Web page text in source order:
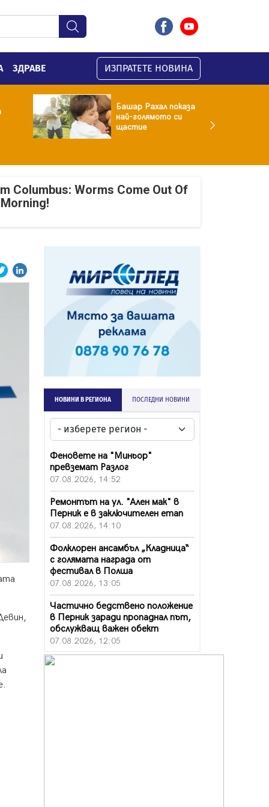
ЗДРАВЕ ИЗПРАТЕТЕ НОВИНА
Башар Рахал показа
най-голямото си
щастие
Columbus: Worms Come Out Of
НОВИНИ В РЕГИОНА ПОСЛЕДНИ НОВИНИ
Феновете на "Миньор"
превземат Разлог
07.08.2026, 14:52
Ремонтът на ул. "Ален мак" в
Перник е в заключителен етап
07.08.2026, 14:10
Фолклорен ансамбъл „Кладница“
с голямата награда от
фестивал в Полша
07.08.2026, 13:05
Частично бедствено положение
в Перник заради пропаднал път,
обслужващ важен обект
07.08.2026, 12:05
Да отговорим на жегите с филм